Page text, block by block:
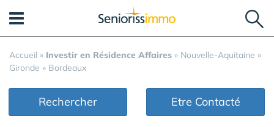
Accueil » Investir en Résidence Affaires » Nouvelle-Aquitaine »
Gironde » Bordeaux
Rechercher Etre Contacté